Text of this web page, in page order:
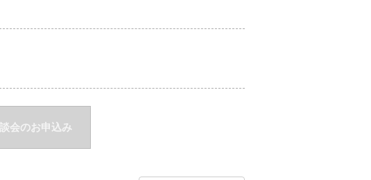
会のお申込み